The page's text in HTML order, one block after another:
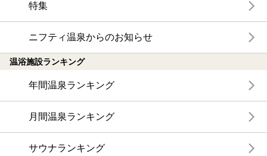
特集
ニフティ温泉からのお知らせ
温浴施設ランキング
年間温泉ランキング
月間温泉ランキング
サウナランキング